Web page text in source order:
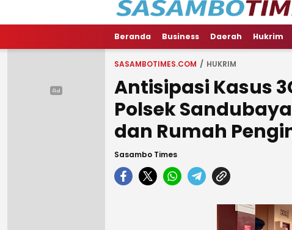
Beranda Business Daerah Hukrim
SASAMBOTIMES.COM HUKRIM
Antisipasi Kasus
Polsek
dan Rumah
Sasambo Times